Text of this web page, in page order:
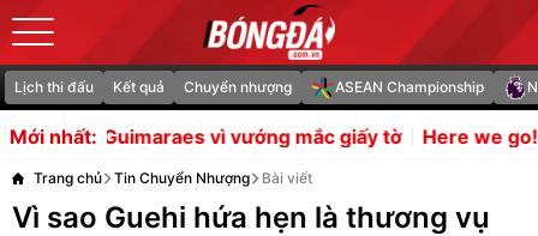
Lịch thi đấu Kết quả Chuyển nhượng ASEAN Championship
Mới nhất:vì vướng mắc giấy tờ Here we go! Liverpool đạt
Trang chủ Tin Chuyển Nhượng Bài viết
Vì sao Guehi hứa hẹn là thương vụ